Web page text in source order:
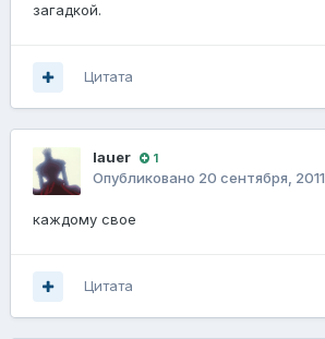
загадкой.
Цитата
lauer 1
Опубликовано 20 сентября, 2011
каждому свое
Цитата